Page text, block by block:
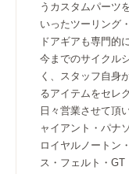
うカスタムパーツ
いったツーリング
ドアギアも専門的
今までのサイクル
く、スタッフ自身
るアイテムをセレ
日々営業させて頂
ャイアント・パナ
ロイヤルノートン
ス・フェルト・